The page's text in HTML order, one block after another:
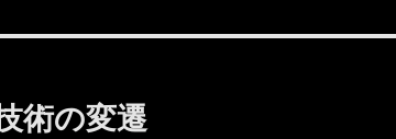
術の変遷